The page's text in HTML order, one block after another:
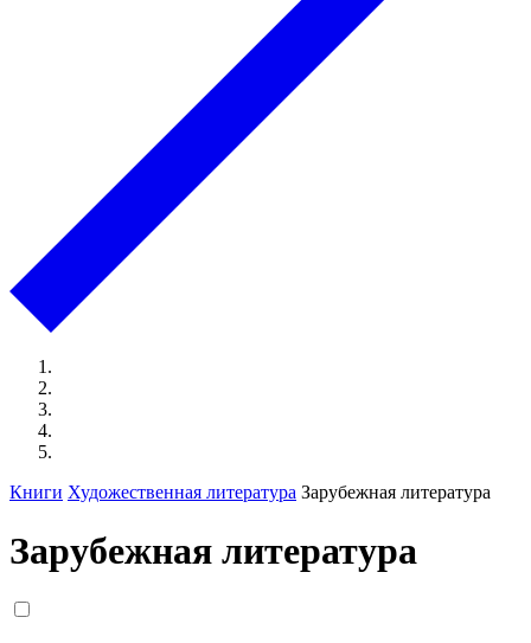
Книги Художественная литература Зарубежная литература
Зарубежная литература